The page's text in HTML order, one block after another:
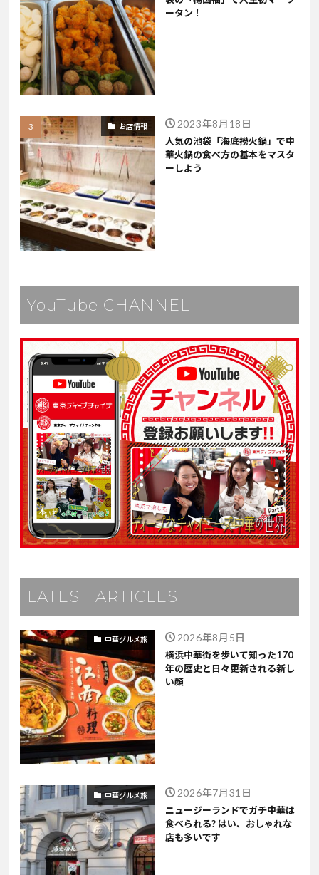
ータン！
お店情報 2023年8月18日
人気の池袋「海底撈火鍋」で中
華火鍋の食べ方の基本をマスタ
ーしよう
YouTube CHANNEL
LATEST ARTICLES
中華グルメ旅 2026年8月5日
横浜中華街を歩いて知った170
年の歴史と日々更新される新し
い顔
中華グルメ旅 2026年7月31日
ニュージーランドでガチ中華は
食べられる? はい、おしゃれな
店も多いです